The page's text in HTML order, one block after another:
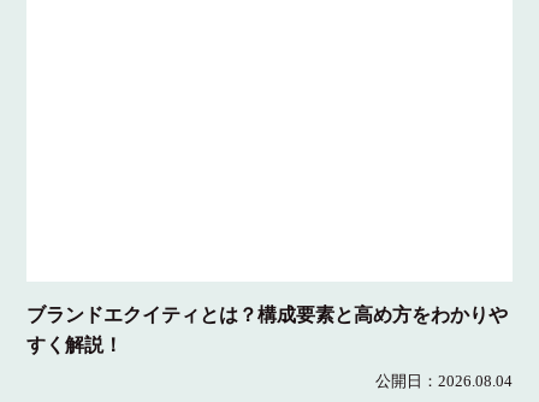
ブランドエクイティとは？構成要素と高め方をわかりや
すく解説！
公開日：2026.08.04